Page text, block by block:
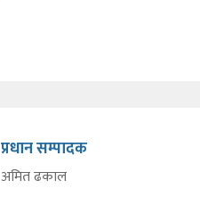
प्रधान सम्पादक
अमित ढकाल